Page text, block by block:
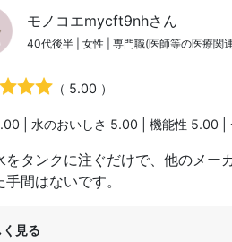
モノコエmycft9nhさん
40代後半 | 女性 | 専門職(医師等の医療関
（ 5.00 ）
| 水のおいしさ 5.00 | 機能性 5.00 |
をタンクに注ぐだけで、他のメー
手間はないです。
見る